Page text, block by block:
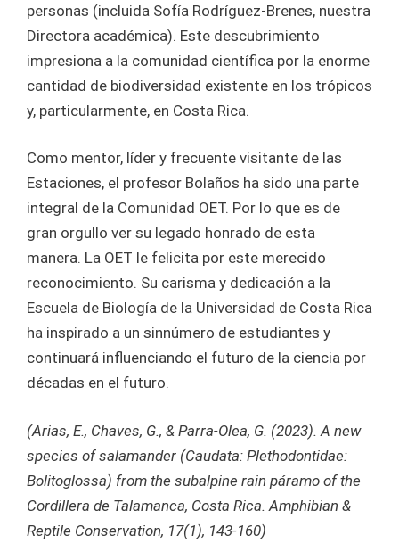
personas (incluida Sofía Rodríguez-Brenes, nuestra
Directora académica). Este descubrimiento
impresiona a la comunidad científica por la enorme
cantidad de biodiversidad existente en los trópicos
y, particularmente, en Costa Rica.
Como mentor, líder y frecuente visitante de las
Estaciones, el profesor Bolaños ha sido una parte
integral de la Comunidad OET. Por lo que es de
gran orgullo ver su legado honrado de esta
manera. La OET le felicita por este merecido
reconocimiento. Su carisma y dedicación a la
Escuela de Biología de la Universidad de Costa Rica
ha inspirado a un sinnúmero de estudiantes y
continuará influenciando el futuro de la ciencia por
décadas en el futuro.
(Arias, E., Chaves, G., & Parra-Olea, G. (2023). A new
species of salamander (Caudata: Plethodontidae:
Bolitoglossa) from the subalpine rain páramo of the
Cordillera de Talamanca, Costa Rica. Amphibian &
Reptile Conservation, 17(1), 143-160)